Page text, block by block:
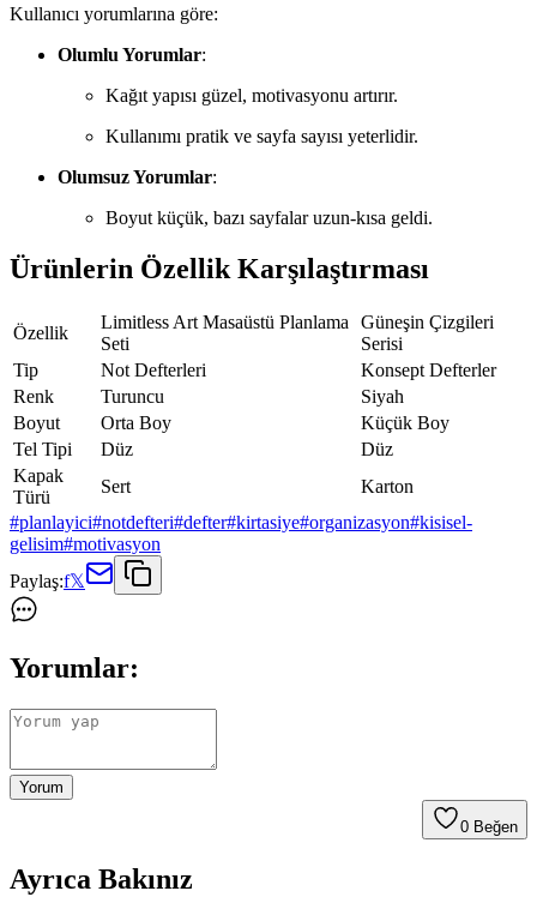
Kullanıcı yorumlarına göre:
Olumlu Yorumlar:
Kağıt yapısı güzel, motivasyonu artırır.
Kullanımı pratik ve sayfa sayısı yeterlidir.
Olumsuz Yorumlar:
Boyut küçük, bazı sayfalar uzun-kısa geldi.
Ürünlerin Özellik Karşılaştırması
Özellik
Limitless Art Masaüstü Planlama
Seti
Güneşin Çizgileri
Serisi
Tip
Not Defterleri
Konsept Defterler
Renk
Turuncu
Siyah
Boyut
Orta Boy
Küçük Boy
Tel Tipi
Düz
Düz
Kapak
Türü
Sert
Karton
#planlayici#notdefteri#defter#kirtasiye#organizasyon#kisisel-
gelisim#motivasyon
Paylaş:f𝕏
Yorumlar:
Yorum
0 Beğen
Ayrıca Bakınız